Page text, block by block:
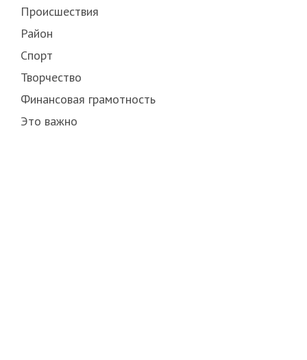
Происшествия
Район
Спорт
Творчество
Финансовая грамотность
Это важно